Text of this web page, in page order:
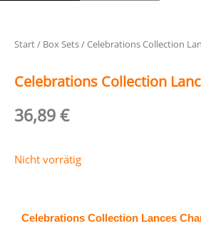
Start/ Box Sets/ Celebrations Collection
Celebrations Collection
36,89€
Nicht vorrätig
Celebrations Collection Lances